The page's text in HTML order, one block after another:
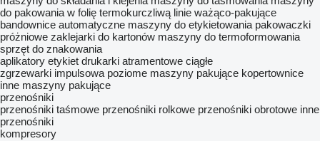
do pakowania w folię termokurczliwą linie ważąco-pakujące
bandownice automatyczne maszyny do etykietowania pakowaczki
próżniowe zaklejarki do kartonów maszyny do termoformowania
sprzęt do znakowania
aplikatory etykiet drukarki atramentowe ciągłe
zgrzewarki impulsowa poziome maszyny pakujące kopertownice
inne maszyny pakujące
przenośniki
przenośniki taśmowe przenośniki rolkowe przenośniki obrotowe inne
przenośniki
kompresory